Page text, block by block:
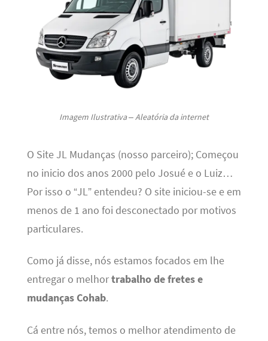
Imagem Ilustrativa – Aleatória da internet
O Site JL Mudanças (nosso parceiro); Começou
no inicio dos anos 2000 pelo Josué e o Luiz…
Por isso o “JL” entendeu? O site iniciou-se e em
menos de 1 ano foi desconectado por motivos
particulares.
Como já disse, nós estamos focados em lhe
entregar o melhortrabalho de fretes e
mudanças Cohab.
Cá entre nós, temos o melhor atendimento de